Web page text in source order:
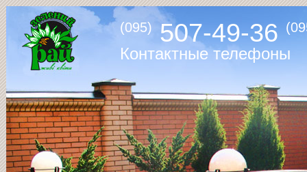
(095) 507-49-36
Контактные телефоны